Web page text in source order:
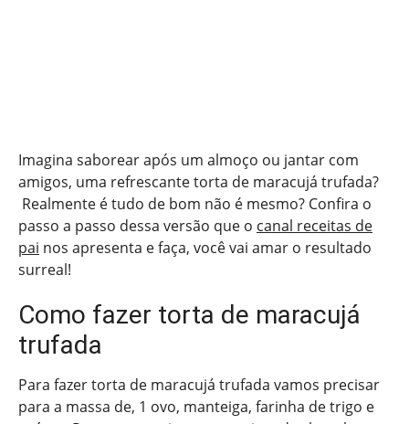
Imagina saborear após um almoço ou jantar com
amigos, uma refrescante torta de maracujá trufada?
Realmente é tudo de bom não é mesmo? Confira o
passo a passo dessa versão que o canal receitas de
pai nos apresenta e faça, você vai amar o resultado
surreal!
Como fazer torta de maracujá
trufada
Para fazer torta de maracujá trufada vamos precisar
para a massa de, 1 ovo, manteiga, farinha de trigo e